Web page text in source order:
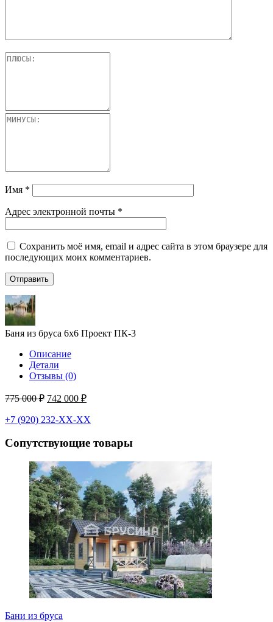
Имя *
Адрес электронной почты *
Сохранить моё имя, email и адрес сайта в этом браузере для
последующих моих комментариев.
Баня из бруса 6х6 Проект ПК-3
Описание
Детали
Отзывы (0)
775 000₽ 742 000 ₽
+7 (920) 232-ХХ-ХХ
Сопутствующие товары
Бани из бруса